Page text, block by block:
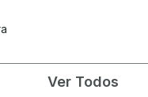
Ver Todos